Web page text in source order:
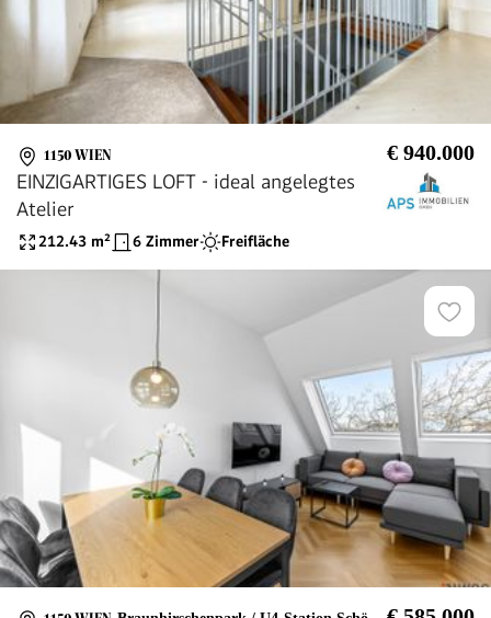
1150 WIEN € 940.000
EINZIGARTIGES LOFT - ideal angelegtes
Atelier
212.43 m² 6 Zimmer Freifläche